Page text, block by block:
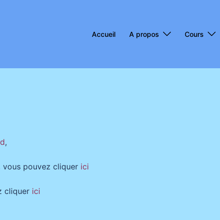
Accueil A propos Cours
,
vous pouvez cliquer ici
cliquer ici